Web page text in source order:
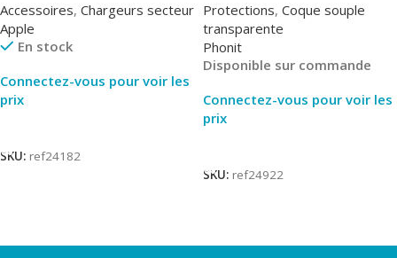
Accessoires, Chargeurs secteur
Apple
En stock
Connectez-vous pour voir les
prix
SKU: ref24182
Protections, Coque souple
transparente
Phonit
Disponible sur commande
Connectez-vous pour voir les
prix
SKU: ref24922